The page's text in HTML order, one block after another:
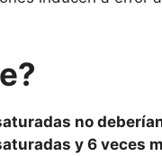
no
y 6 veces